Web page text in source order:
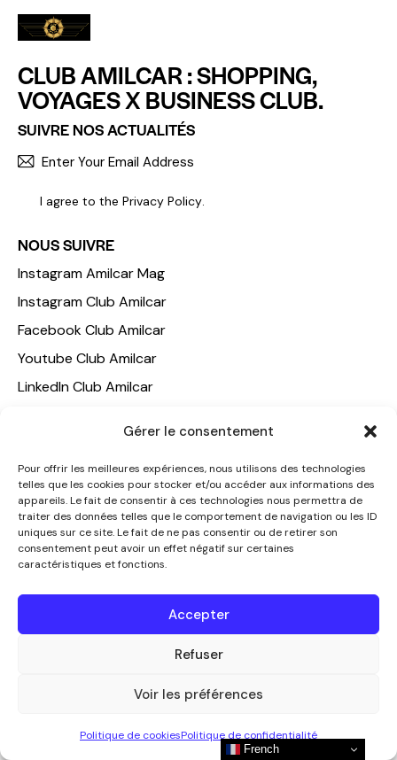
Gérer le consentement
Pour offrir les meilleures expériences, nous utilisons des technologies
telles que les cookies pour stocker et/ou accéder aux informations des
appareils. Le fait de consentir à ces technologies nous permettra de
traiter des données telles que le comportement de navigation ou les ID
uniques sur ce site. Le fait de ne pas consentir ou de retirer son
consentement peut avoir un effet négatif sur certaines
caractéristiques et fonctions.
Accepter
Refuser
Voir les préférences
Politique de cookiesPolitique de confidentialité
CLUB AMILCAR : SHOPPING,
VOYAGES X BUSINESS CLUB.
SUIVRE NOS ACTUALITÉS
I agree to the Privacy Policy.
NOUS SUIVRE
Instagram Amilcar Mag
Instagram Club Amilcar
Facebook Club Amilcar
Youtube Club Amilcar
LinkedIn Club Amilcar
NOTRE GROUPE
ACCUEIL
AMILCAR TRAVEL CLUB
CLUB AMILCAR, Club d'affaires international
AGENCE MEDIANE
CONTACT
+33 7 49 60 92 02
CLUB AMILCAR by AMILCAR MAGAZINE GROUP© 2013-
2026. Tous droits réservés.
French